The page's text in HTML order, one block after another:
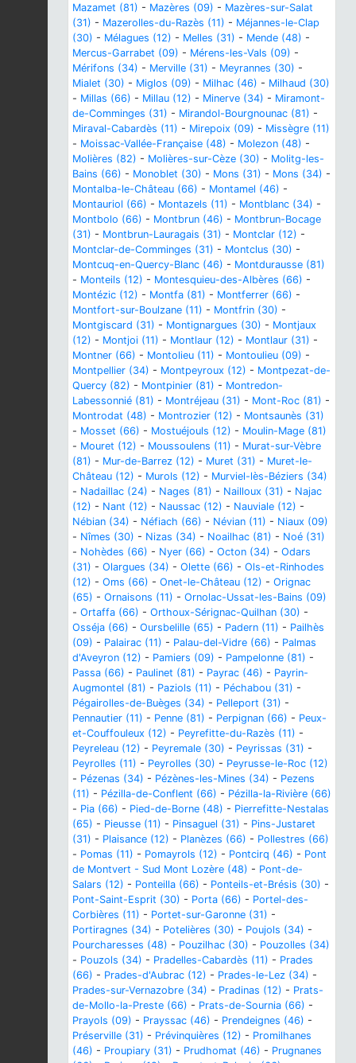
Mazamet (81) - Mazères (09) - Mazères-sur-Salat
(31) - Mazerolles-du-Razès (11) - Méjannes-le-Clap
(30) - Mélagues (12) - Melles (31) - Mende (48) -
Mercus-Garrabet (09) - Mérens-les-Vals (09) -
Mérifons (34) - Merville (31) - Meyrannes (30) -
Mialet (30) - Miglos (09) - Milhac (46) - Milhaud (30)
- Millas (66) - Millau (12) - Minerve (34) - Miramont-
de-Comminges (31) - Mirandol-Bourgnounac (81) -
Miraval-Cabardès (11) - Mirepoix (09) - Missègre (11)
- Moissac-Vallée-Française (48) - Molezon (48) -
Molières (82) - Molières-sur-Cèze (30) - Molitg-les-
Bains (66) - Monoblet (30) - Mons (31) - Mons (34) -
Montalba-le-Château (66) - Montamel (46) -
Montauriol (66) - Montazels (11) - Montblanc (34) -
Montbolo (66) - Montbrun (46) - Montbrun-Bocage
(31) - Montbrun-Lauragais (31) - Montclar (12) -
Montclar-de-Comminges (31) - Montclus (30) -
Montcuq-en-Quercy-Blanc (46) - Montdurausse (81)
- Monteils (12) - Montesquieu-des-Albères (66) -
Montézic (12) - Montfa (81) - Montferrer (66) -
Montfort-sur-Boulzane (11) - Montfrin (30) -
Montgiscard (31) - Montignargues (30) - Montjaux
(12) - Montjoi (11) - Montlaur (12) - Montlaur (31) -
Montner (66) - Montolieu (11) - Montoulieu (09) -
Montpellier (34) - Montpeyroux (12) - Montpezat-de-
Quercy (82) - Montpinier (81) - Montredon-
Labessonnié (81) - Montréjeau (31) - Mont-Roc (81) -
Montrodat (48) - Montrozier (12) - Montsaunès (31)
- Mosset (66) - Mostuéjouls (12) - Moulin-Mage (81)
- Mouret (12) - Moussoulens (11) - Murat-sur-Vèbre
(81) - Mur-de-Barrez (12) - Muret (31) - Muret-le-
Château (12) - Murols (12) - Murviel-lès-Béziers (34)
- Nadaillac (24) - Nages (81) - Nailloux (31) - Najac
(12) - Nant (12) - Naussac (12) - Nauviale (12) -
Nébian (34) - Néfiach (66) - Névian (11) - Niaux (09)
- Nîmes (30) - Nizas (34) - Noailhac (81) - Noé (31)
- Nohèdes (66) - Nyer (66) - Octon (34) - Odars
(31) - Olargues (34) - Olette (66) - Ols-et-Rinhodes
(12) - Oms (66) - Onet-le-Château (12) - Orignac
(65) - Ornaisons (11) - Ornolac-Ussat-les-Bains (09)
- Ortaffa (66) - Orthoux-Sérignac-Quilhan (30) -
Osséja (66) - Oursbelille (65) - Padern (11) - Pailhès
(09) - Palairac (11) - Palau-del-Vidre (66) - Palmas
d'Aveyron (12) - Pamiers (09) - Pampelonne (81) -
Passa (66) - Paulinet (81) - Payrac (46) - Payrin-
Augmontel (81) - Paziols (11) - Péchabou (31) -
Pégairolles-de-Buèges (34) - Pelleport (31) -
Pennautier (11) - Penne (81) - Perpignan (66) - Peux-
et-Couffouleux (12) - Peyrefitte-du-Razès (11) -
Peyreleau (12) - Peyremale (30) - Peyrissas (31) -
Peyrolles (11) - Peyrolles (30) - Peyrusse-le-Roc (12)
- Pézenas (34) - Pézènes-les-Mines (34) - Pezens
(11) - Pézilla-de-Conflent (66) - Pézilla-la-Rivière (66)
- Pia (66) - Pied-de-Borne (48) - Pierrefitte-Nestalas
(65) - Pieusse (11) - Pinsaguel (31) - Pins-Justaret
(31) - Plaisance (12) - Planèzes (66) - Pollestres (66)
- Pomas (11) - Pomayrols (12) - Pontcirq (46) - Pont
de Montvert - Sud Mont Lozère (48) - Pont-de-
Salars (12) - Ponteilla (66) - Ponteils-et-Brésis (30) -
Pont-Saint-Esprit (30) - Porta (66) - Portel-des-
Corbières (11) - Portet-sur-Garonne (31) -
Portiragnes (34) - Potelières (30) - Poujols (34) -
Pourcharesses (48) - Pouzilhac (30) - Pouzolles (34)
- Pouzols (34) - Pradelles-Cabardès (11) - Prades
(66) - Prades-d'Aubrac (12) - Prades-le-Lez (34) -
Prades-sur-Vernazobre (34) - Pradinas (12) - Prats-
de-Mollo-la-Preste (66) - Prats-de-Sournia (66) -
Prayols (09) - Prayssac (46) - Prendeignes (46) -
Préserville (31) - Prévinquières (12) - Promilhanes
(46) - Proupiary (31) - Prudhomat (46) - Prugnanes